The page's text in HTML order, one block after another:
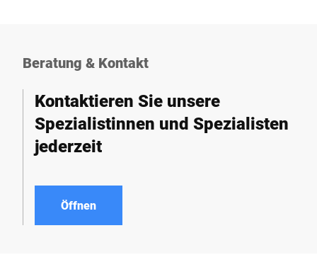
Produktionsprozesse.
Beratung & Kontakt
Kontaktieren Sie unsere
Spezialistinnen und Spezialisten
jederzeit
Öffnen